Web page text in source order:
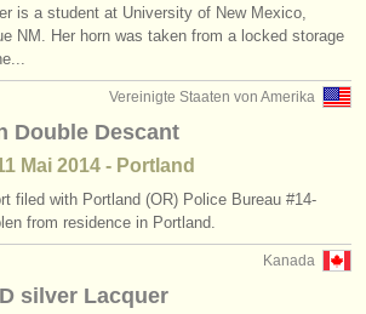
is a student at University of New Mexico,
NM. Her horn was taken from a locked storage
Vereinigte Staaten von Amerika
Double Descant
Mai 2014 - Portland
filed with Portland (OR) Police Bureau #14-
from residence in Portland.
Kanada
silver Lacquer